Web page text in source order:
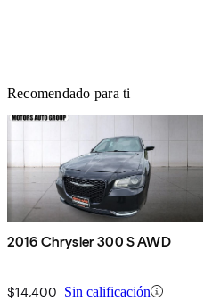
Recomendado para ti
2016 Chrysler 300 S AWD
$14,400 Sin calificación